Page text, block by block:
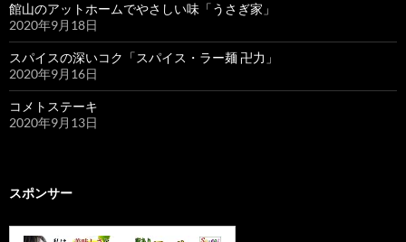
館山のアットホームでやさしい味「うさぎ家」
2020年9月18日
スパイスの深いコク「スパイス・ラー麺 卍力」
2020年9月16日
コメトステーキ
2020年9月13日
スポンサー